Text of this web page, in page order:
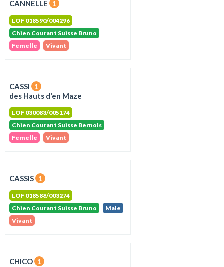
CANNELLE 1
LOF 018590/004296
Chien Courant Suisse Bruno
Femelle
Vivant
CASSI
1
des Hauts d'en Maze
LOF 030083/005174
Chien Courant Suisse Bernois
Femelle
Vivant
CASSIS 1
LOF 018588/003274
Chien Courant Suisse Bruno
Male
Vivant
CHICO 1